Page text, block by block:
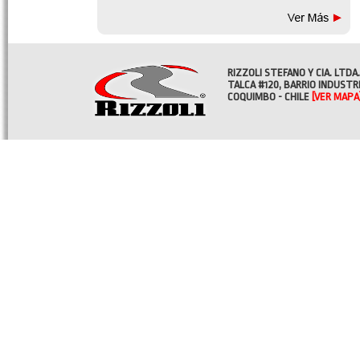
RIZZOLI STEFANO Y CIA. LTDA.
TALCA #120, BARRIO
COQUIMBO - CHILE [VER